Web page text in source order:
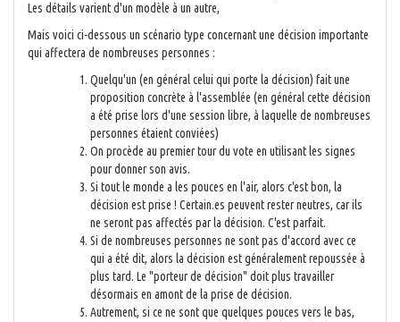
Les détails varient d'un modèle à un autre,
Mais voici ci-dessous un scénario type concernant une décision importante
qui affectera de nombreuses personnes :
Quelqu'un (en général celui qui porte la décision) fait une
proposition concrète à l'assemblée (en général cette décision
a été prise lors d'une session libre, à laquelle de nombreuses
personnes étaient conviées)
On procède au premier tour du vote en utilisant les signes
pour donner son avis.
Si tout le monde a les pouces en l'air, alors c'est bon, la
décision est prise ! Certain.es peuvent rester neutres, car ils
ne seront pas affectés par la décision. C'est parfait.
Si de nombreuses personnes ne sont pas d'accord avec ce
qui a été dit, alors la décision est généralement repoussée à
plus tard. Le "porteur de décision" doit plus travailler
désormais en amont de la prise de décision.
Autrement, si ce ne sont que quelques pouces vers le bas,